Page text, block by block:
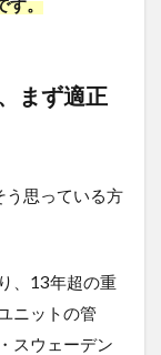
まず適正
う思っている方
、13年超の重
ニットの管
スウェーデン